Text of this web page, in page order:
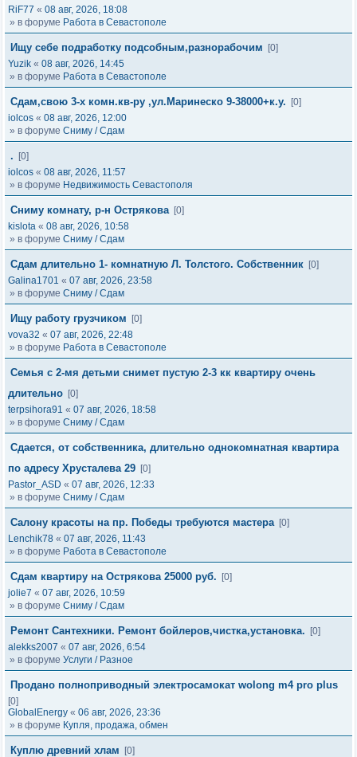
RiF77 « 08 авг, 2026, 18:08
» в форуме Работа в Севастополе
Ищу себе подработку подсобным,разнорабочим
[0]
Yuzik « 08 авг, 2026, 14:45
» в форуме Работа в Севастополе
Сдам,свою 3-х комн.кв-ру ,ул.Маринеско 9-38000+к.у.
[0]
iolcos « 08 авг, 2026, 12:00
» в форуме Сниму / Сдам
.
[0]
iolcos « 08 авг, 2026, 11:57
» в форуме Недвижимость Севастополя
Сниму комнату, р-н Острякова [0]
kislota « 08 авг, 2026, 10:58
» в форуме Сниму / Сдам
Сдам длительно 1- комнатную Л. Толстого. Собственник [0]
Galina1701 « 07 авг, 2026, 23:58
» в форуме Сниму / Сдам
Ищу работу грузчиком
[0]
vova32 « 07 авг, 2026, 22:48
» в форуме Работа в Севастополе
Семья с 2-мя детьми снимет пустую 2-3 кк квартиру очень
длительно [0]
terpsihora91 « 07 авг, 2026, 18:58
» в форуме Сниму / Сдам
Сдается, от собственника, длительно однокомнатная квартира
по адресу Хрусталева 29 [0]
Pastor_ASD « 07 авг, 2026, 12:33
» в форуме Сниму / Сдам
Салону красоты на пр. Победы требуются мастера [0]
Lenchik78 « 07 авг, 2026, 11:43
» в форуме Работа в Севастополе
Сдам квартиру на Острякова 25000 руб.
[0]
jolie7 « 07 авг, 2026, 10:59
» в форуме Сниму / Сдам
Ремонт Сантехники. Ремонт бойлеров,чистка,установка.
[0]
alekks2007 « 07 авг, 2026, 6:54
» в форуме Услуги / Разное
Продано полноприводный электросамокат wolong m4 pro plus
[0]
GlobalEnergy « 06 авг, 2026, 23:36
» в форуме Купля, продажа, обмен
Куплю древний хлам
[0]